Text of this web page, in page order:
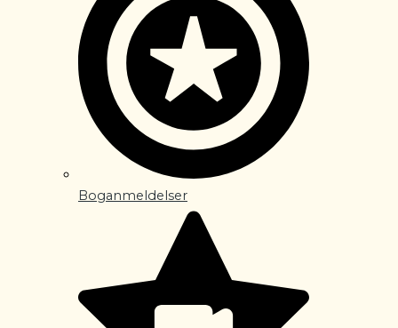
Boganmeldelser